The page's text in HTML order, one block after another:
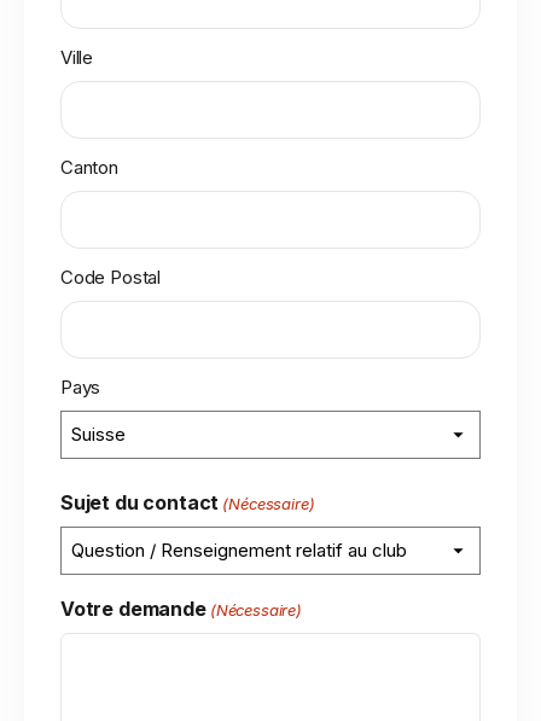
Ville
Canton
Code Postal
Pays
Sujet du contact (Nécessaire)
Votre demande (Nécessaire)